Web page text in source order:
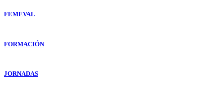
FEMEVAL
FORMACIÓN
JORNADAS